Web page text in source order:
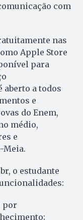
com
nas
Apple Store
para
aberto a todos
e
do Enem,
médio,
e
Meia.
o estudante
por